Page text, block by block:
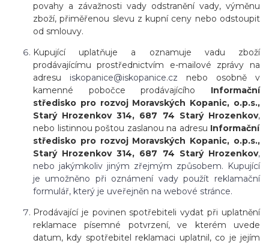
povahy a závažnosti vady odstranění vady, výměnu
zboží, přiměřenou slevu z kupní ceny nebo odstoupit
od smlouvy.
Kupující uplatňuje a oznamuje vadu zboží
prodávajícímu prostřednictvím e-mailové zprávy na
adresu
iskopanice@iskopanice.cz nebo osobně v
kamenné pobočce prodávajícího Informační
středisko pro rozvoj Moravských Kopanic, o.p.s.,
Starý Hrozenkov 314, 687 74 Starý Hrozenkov,
nebo listinnou poštou zaslanou na adresu Informační
středisko pro rozvoj Moravských Kopanic, o.p.s.,
Starý Hrozenkov 314, 687 74 Starý Hrozenkov,
nebo jakýmkoliv jiným zřejmým způsobem. Kupující
je umožněno při oznámení vady použít reklamační
formulář, který je uveřejněn na webové stránce.
Prodávající je povinen spotřebiteli vydat při uplatnění
reklamace písemné potvrzení, ve kterém uvede
datum, kdy spotřebitel reklamaci uplatnil, co je jejím